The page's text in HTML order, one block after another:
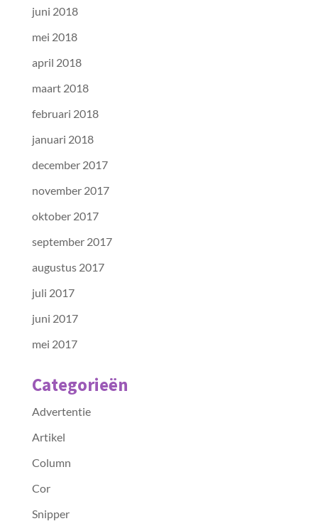
juni 2018
mei 2018
april 2018
maart 2018
februari 2018
januari 2018
december 2017
november 2017
oktober 2017
september 2017
augustus 2017
juli 2017
juni 2017
mei 2017
Categorieën
Advertentie
Artikel
Column
Cor
Snipper